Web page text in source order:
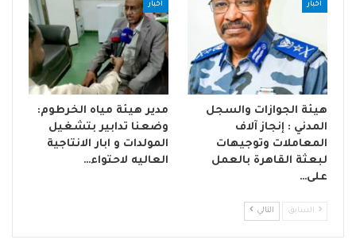
اخبار
هيئة الجوازات والسجل
المدني : إنجاز آلاف
المعاملات وتوجيهات
لبعثة القاهرة بالعمل
على…
اخبار
مدير هيئة مياه الخرطوم:
وضعنا تدابير بتشغيل
المولدات و ابار الانتاجية
العاليه لاحتواء…
السابق التالي